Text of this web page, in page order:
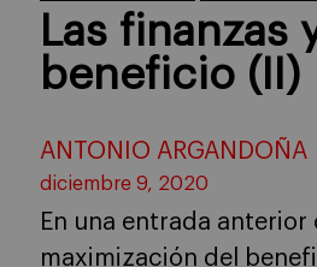
Las finanzas
beneficio (II)
ANTONIO ARGANDOÑA
diciembre 9, 2020
En una entrada
maximización del